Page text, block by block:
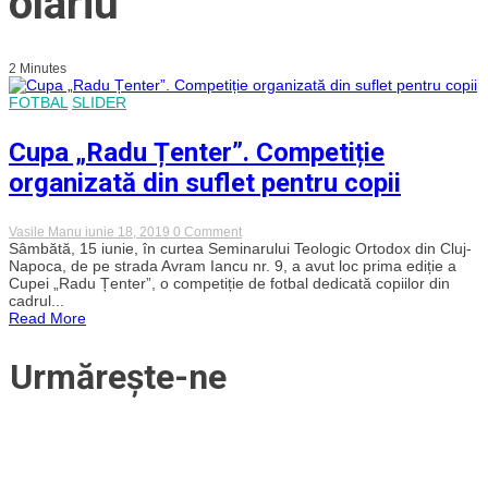
2 Minutes
FOTBAL SLIDER
Cupa „Radu Țenter”. Competiție
organizată din suflet pentru copii
Vasile Manu iunie 18, 2019 0 Commenton
Cupa
„Radu
Țenter”.
Competiție
Sâmbătă, 15 iunie, în curtea Seminarului Teologic Ortodox din Cluj-
Napoca, de pe strada Avram Iancu nr. 9, a avut loc prima ediție a
Cupei „Radu Țenter”, o competiție de fotbal dedicată copiilor din
cadrul...
Read More
Urmărește-ne